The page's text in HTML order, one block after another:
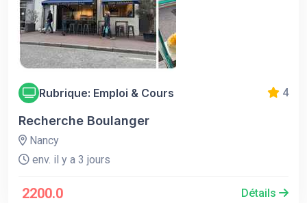
Rubrique: Emploi & Cours 4
Recherche Boulanger
Nancy
env. il y a 3 jours
2200.0 Détails